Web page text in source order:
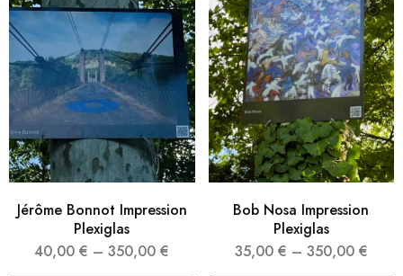
Jérôme Bonnot Impression
Plexiglas
40,00€ –350,00€
Bob Nosa Impression
Plexiglas
35,00 € – 350,00 €